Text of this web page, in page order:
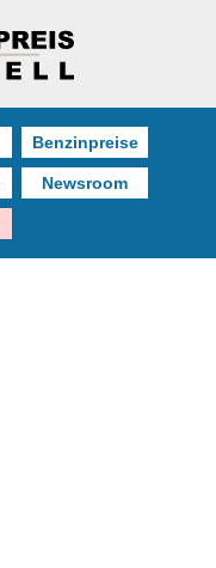
Benzinpreise
Newsroom